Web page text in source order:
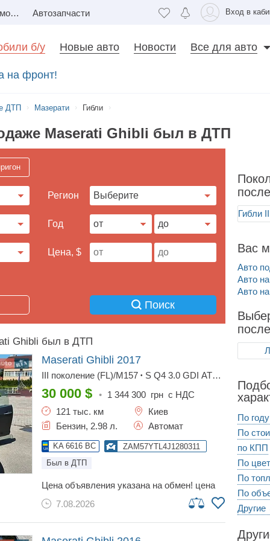
Вход в
Недвижимость Автозапчасти
б/у Новые авто Новости Все для авто
на фронт!
ДТП Мазерати Гибли
Maserati Ghibli был в ДТП
Регион
Год
Цена, $
Поиск
Ghibli был в ДТП
Maserati Ghibli 2017
III поколение (FL)/M157 • S Q4 3.0 GDI AT
(430 к.с.) AWD
30 000 $ • 1 344 300 грн с НДС
121 тыс. км
Киев
Бензин, 2.98 л.
Автомат
KA 6616 BC
ZAM57YTL4J1280311
Был в ДТП
цена объявления указана на обмен! цена
безупречное! в авто вложено много средств
7.08.2026
Вас
Авто
Авто
Авто
По
По
по КПП
По
По
По
Другие